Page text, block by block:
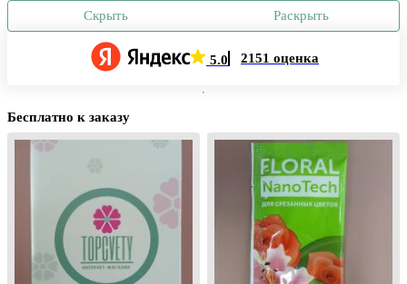
Скрыть Раскрыть
5.0 2151 оценка
Бесплатно к заказу